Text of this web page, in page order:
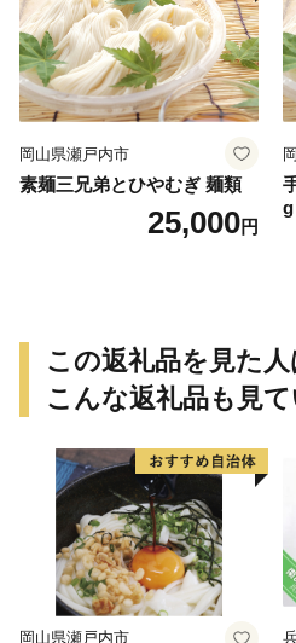
岡山県瀬戸内市
素麺三兄弟とひやむぎ 麺類
25,000円
この返礼品を見た人
こんな返礼品も見
岡山県瀬戸内市